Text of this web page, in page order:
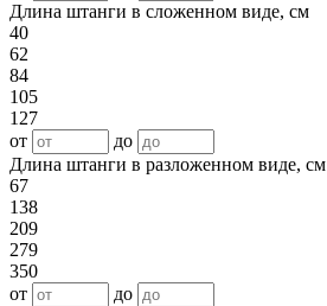
Длина штанги в сложенном виде, см
40
62
84
105
127
от
до
Длина штанги в разложенном виде, см
67
138
209
279
350
от
до